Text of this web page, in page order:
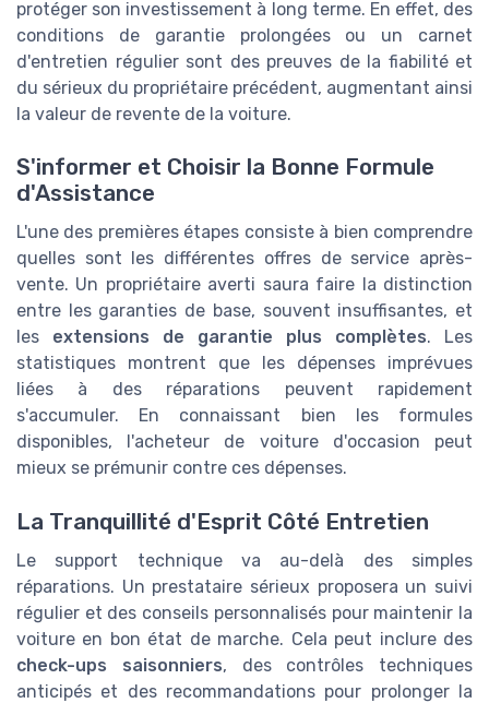
protéger son investissement à long terme. En effet, des
conditions de garantie prolongées ou un carnet
d'entretien régulier sont des preuves de la fiabilité et
du sérieux du propriétaire précédent, augmentant ainsi
la valeur de revente de la voiture.
S'informer et Choisir la Bonne Formule
d'Assistance
L'une des premières étapes consiste à bien comprendre
quelles sont les différentes offres de service après-
vente. Un propriétaire averti saura faire la distinction
entre les garanties de base, souvent insuffisantes, et
les extensions de garantie plus complètes. Les
statistiques montrent que les dépenses imprévues
liées à des réparations peuvent rapidement
s'accumuler. En connaissant bien les formules
disponibles, l'acheteur de voiture d'occasion peut
mieux se prémunir contre ces dépenses.
La Tranquillité d'Esprit Côté Entretien
Le support technique va au-delà des simples
réparations. Un prestataire sérieux proposera un suivi
régulier et des conseils personnalisés pour maintenir la
voiture en bon état de marche. Cela peut inclure des
check-ups saisonniers, des contrôles techniques
anticipés et des recommandations pour prolonger la